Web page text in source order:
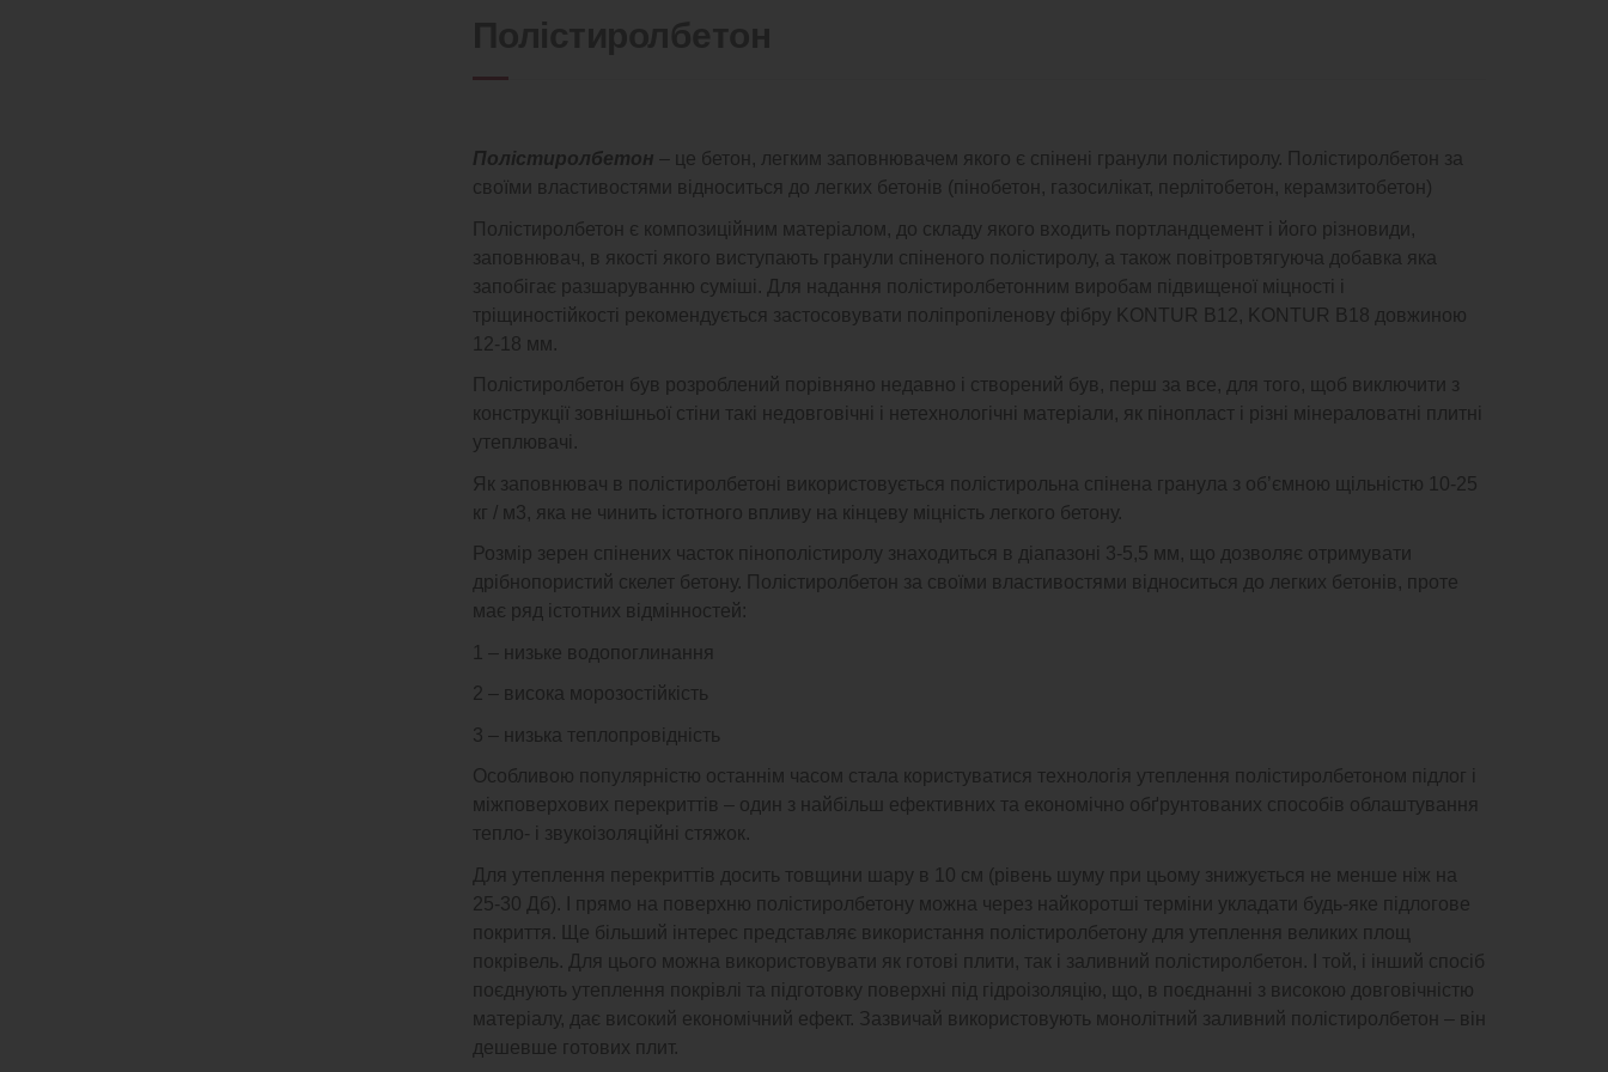
Полістиролбетон – це бетон, легким заповнювачем якого є спінені гранули полістиролу. Полістиролбетон за
своїми властивостями відноситься до легких бетонів (пінобетон, газосилікат, перлітобетон, керамзитобетон)
Полістиролбетон є композиційним матеріалом, до складу якого входить портландцемент і його різновиди,
заповнювач, в якості якого виступають гранули спіненого полістиролу, а також повітровтягуюча добавка яка
запобігає разшаруванню суміші. Для надання полістиролбетонним виробам підвищеної міцності і
тріщиностійкості рекомендується застосовувати поліпропіленову фібру KONTUR B12, KONTUR B18 довжиною
12-18 мм.
Полістиролбетон був розроблений порівняно недавно і створений був, перш за все, для того, щоб виключити з
конструкції зовнішньої стіни такі недовговічні і нетехнологічні матеріали, як пінопласт і різні мінераловатні плитні
утеплювачі.
Як заповнювач в полістиролбетоні використовується полістирольна спінена гранула з об’ємною щільністю 10-25
кг / м3, яка не чинить істотного впливу на кінцеву міцність легкого бетону.
Розмір зерен спінених часток пінополістиролу знаходиться в діапазоні 3-5,5 мм, що дозволяє отримувати
дрібнопористий скелет бетону. Полістиролбетон за своїми властивостями відноситься до легких бетонів, проте
має ряд істотних відмінностей:
1 – низьке водопоглинання
2 – висока морозостійкість
3 – низька теплопровідність
Особливою популярністю останнім часом стала користуватися технологія утеплення полістиролбетоном підлог і
міжповерхових перекриттів – один з найбільш ефективних та економічно обґрунтованих способів облаштування
тепло- і звукоізоляційні стяжок.
Для утеплення перекриттів досить товщини шару в 10 см (рівень шуму при цьому знижується не менше ніж на
25-30 Дб). І прямо на поверхню полістиролбетону можна через найкоротші терміни укладати будь-яке підлогове
покриття. Ще більший інтерес представляє використання полістиролбетону для утеплення великих площ
покрівель. Для цього можна використовувати як готові плити, так і заливний полістиролбетон. І той, і інший спосіб
поєднують утеплення покрівлі та підготовку поверхні під гідроізоляцію, що, в поєднанні з високою довговічністю
матеріалу, дає високий економічний ефект. Зазвичай використовують монолітний заливний полістиролбетон – він
дешевше готових плит.